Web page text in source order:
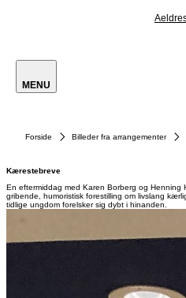
MENU
Forside Billeder fra arrangementer
Kærestebreve
En eftermiddag med Karen Borberg og Henning
gribende, humoristisk forestilling om livslang
tidlige ungdom forelsker sig dybt i hinanden.